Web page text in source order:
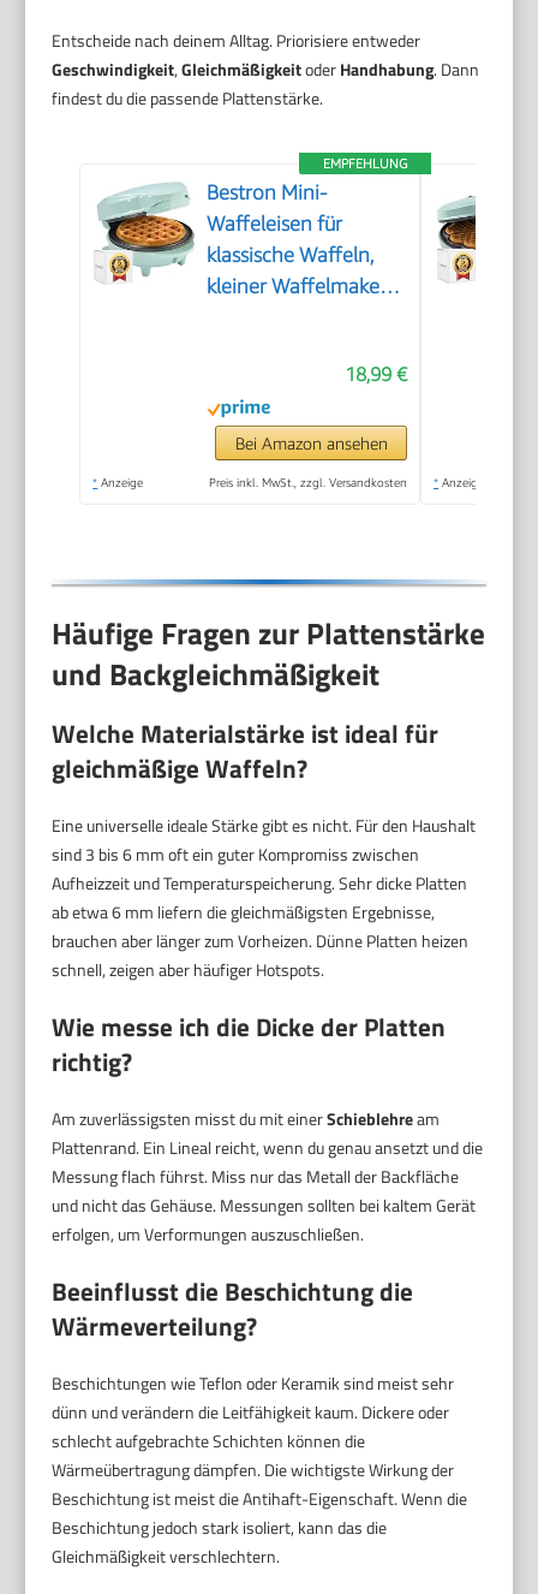
Entscheide nach deinem Alltag. Priorisiere entweder
Geschwindigkeit,GleichmäßigkeitoderHandhabung. Dann
findest du die passende Plattenstärke.
EMPFEHLUNG
Bestron Mini-
Waffeleisen für
klassische Waffeln,
kleiner Waffelmaker
Kindergeburtstage,
Familienfeiern,
Ostern oder
18,99 €
Bei Amazon ansehen
* Anzeige Preis inkl. MwSt., zzgl. Versandkosten * Anzeige
Häufige Fragen zur Plattenstärke
und Backgleichmäßigkeit
Welche Materialstärke ist ideal für
gleichmäßige Waffeln?
Eine universelle ideale Stärke gibt es nicht. Für den Haushalt
sind 3 bis 6 mm oft ein guter Kompromiss zwischen
Aufheizzeit und Temperaturspeicherung. Sehr dicke Platten
ab etwa 6 mm liefern die gleichmäßigsten Ergebnisse,
brauchen aber länger zum Vorheizen. Dünne Platten heizen
schnell, zeigen aber häufiger Hotspots.
Wie messe ich die Dicke der Platten
richtig?
Am zuverlässigsten misst du mit einerSchieblehream
Plattenrand. Ein Lineal reicht, wenn du genau ansetzt und die
Messung flach führst. Miss nur das Metall der Backfläche
und nicht das Gehäuse. Messungen sollten bei kaltem Gerät
erfolgen, um Verformungen auszuschließen.
Beeinflusst die Beschichtung die
Wärmeverteilung?
Beschichtungen wie Teflon oder Keramik sind meist sehr
dünn und verändern die Leitfähigkeit kaum. Dickere oder
schlecht aufgebrachte Schichten können die
Wärmeübertragung dämpfen. Die wichtigste Wirkung der
Beschichtung ist meist die Antihaft-Eigenschaft. Wenn die
Beschichtung jedoch stark isoliert, kann das die
Gleichmäßigkeit verschlechtern.